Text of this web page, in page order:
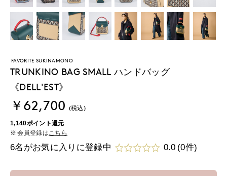
FAVORITE SUKINAMONO
TRUNKINO BAG SMALL ハンドバッグ
《DELL'EST》
￥62,700 (税込)
1,140ポイント還元
会員登録は こちら
6名がお気に入りに登録中 0.0 (0件)